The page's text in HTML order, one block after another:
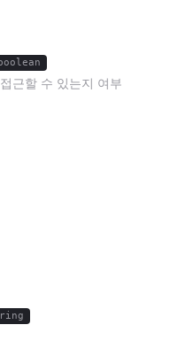
boolean
근할 수 있는지 여부